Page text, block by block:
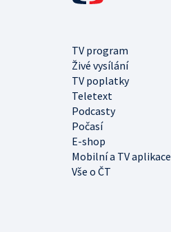
TV program
Živé vysílání
TV poplatky
Teletext
Podcasty
Počasí
E-shop
Mobilní a TV aplikace
Vše o ČT